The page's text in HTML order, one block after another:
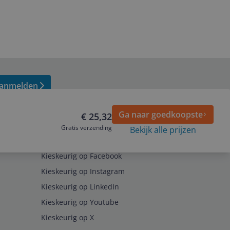
€ 25,32
Gratis verzending
Ga naar goedkoopste
Bekijk alle prijzen
Kieskeurig op Facebook
Kieskeurig op Instagram
Kieskeurig op LinkedIn
Kieskeurig op Youtube
Kieskeurig op X